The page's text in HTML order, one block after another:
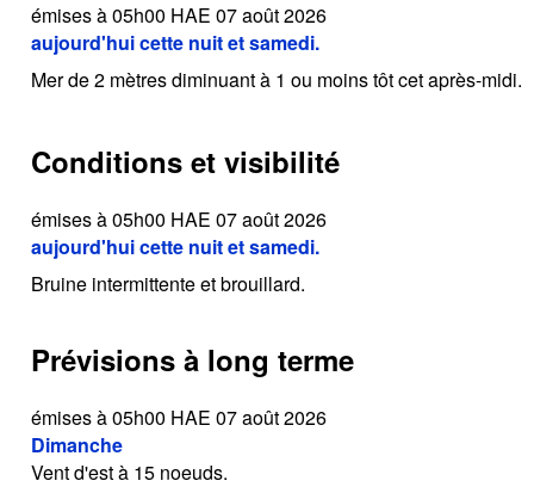
émises à 05h00 HAE 07 août 2026
aujourd'hui cette nuit et samedi.
Mer de 2 mètres diminuant à 1 ou moins tôt cet après-midi.
Conditions et visibilité
émises à 05h00 HAE 07 août 2026
aujourd'hui cette nuit et samedi.
Bruine intermittente et brouillard.
Prévisions à long terme
émises à 05h00 HAE 07 août 2026
Dimanche
Vent d'est à 15 noeuds.